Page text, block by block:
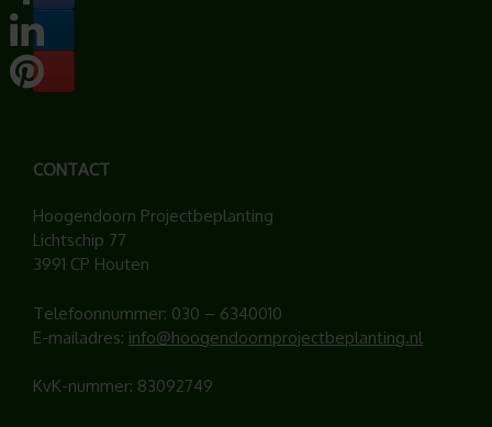
CONTACT
Hoogendoorn Projectbeplanting
Lichtschip 77
3991 CP Houten
Telefoonnummer: 030 – 6340010
E-mailadres: info@hoogendoornprojectbeplanting.nl
KvK-nummer: 83092749